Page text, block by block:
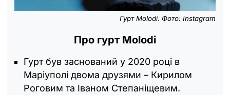
Гурт Molodi. Фото: Instagram
Про гурт Molodi
Гурт був заснований у 2020 році в
Маріуполі двома друзями – Кирилом
Роговим та Іваном Степаніщевим.